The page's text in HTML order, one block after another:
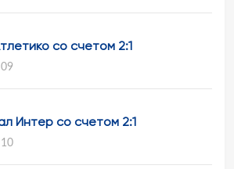
со счетом 2:1
Интер со счетом 2:1